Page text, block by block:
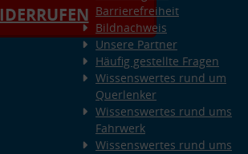
Barrierefreiheit
Bildnachweis
Unsere Partner
Häufig gestellte Fragen
Wissenswertes rund um
Querlenker
Wissenswertes rund ums
Fahrwerk
Wissenswertes rund ums